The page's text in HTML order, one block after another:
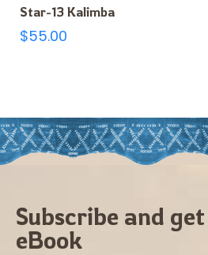
Star-13 Kalimba
$55.00
Subscribe and get
eBook